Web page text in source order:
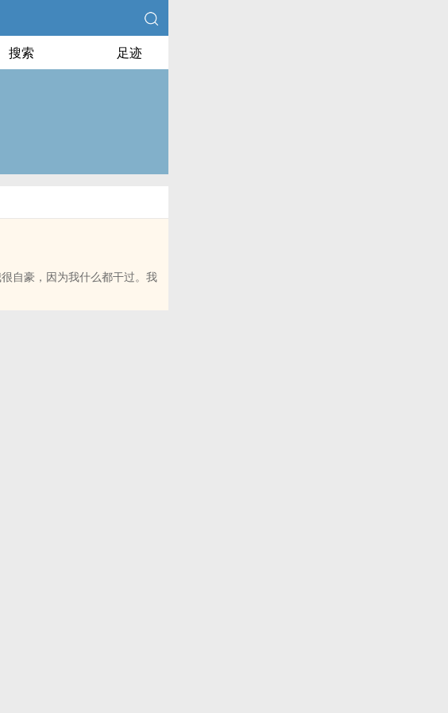
搜索 足迹
自豪，因为我什么都干过。我